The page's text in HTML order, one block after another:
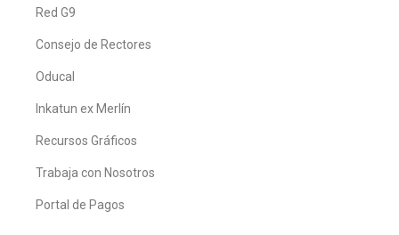
Red G9
Consejo de Rectores
Oducal
Inkatun ex Merlín
Recursos Gráficos
Trabaja con Nosotros
Portal de Pagos